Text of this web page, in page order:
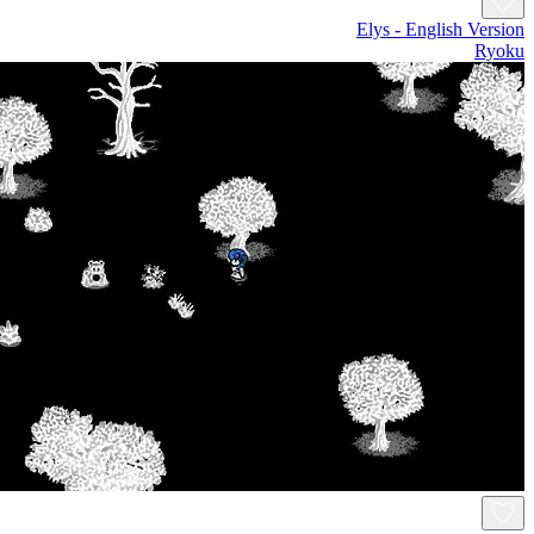
Elys - English